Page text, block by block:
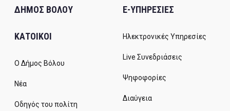
ΔΗΜΟΣ ΒΟΛΟΥ
ΚΑΤΟΙΚΟΙ
Ο Δήμος Βόλου
Νέα
Οδηγός του πολίτη
E-ΥΠΗΡΕΣΙΕΣ
Ηλεκτρονικές Υπηρεσίες
Live Συνεδριάσεις
Ψηφοφορίες
Διαύγεια